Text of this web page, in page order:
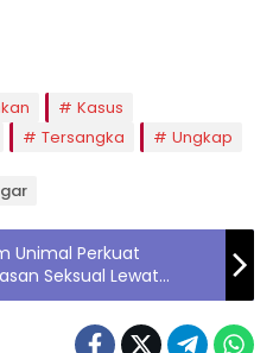
Kasus
Tersangka Ungkap
Unimal Perkuat
Seksual Lewat